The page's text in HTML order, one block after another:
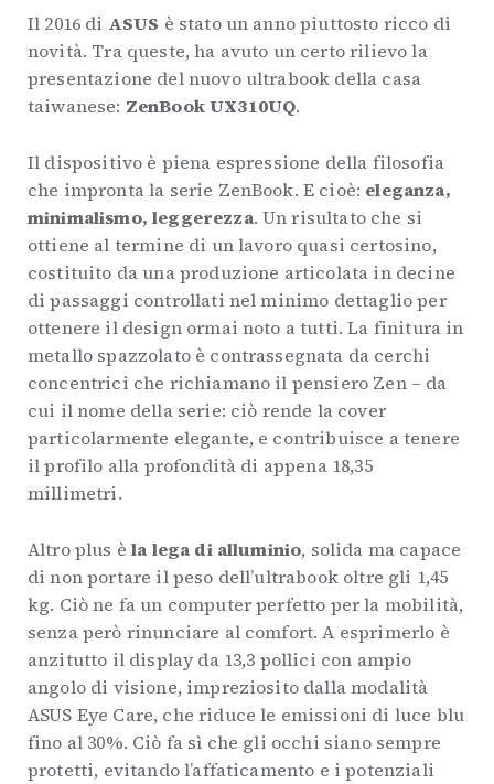
Il 2016 di ASUS è stato un anno piuttosto ricco di
novità. Tra queste, ha avuto un certo rilievo la
presentazione del nuovo ultrabook della casa
taiwanese: ZenBook UX310UQ.
Il dispositivo è piena espressione della filosofia
che impronta la serie ZenBook. E cioè: eleganza,
minimalismo, leggerezza. Un risultato che si
ottiene al termine di un lavoro quasi certosino,
costituito da una produzione articolata in decine
di passaggi controllati nel minimo dettaglio per
ottenere il design ormai noto a tutti. La finitura in
metallo spazzolato è contrassegnata da cerchi
concentrici che richiamano il pensiero Zen – da
cui il nome della serie: ciò rende la cover
particolarmente elegante, e contribuisce a tenere
il profilo alla profondità di appena 18,35
millimetri.
Altro plus èla lega di alluminio, solida ma capace
di non portare il peso dell’ultrabook oltre gli 1,45
kg. Ciò ne fa un computer perfetto per la mobilità,
senza però rinunciare al comfort. A esprimerlo è
anzitutto il display da 13,3 pollici con ampio
angolo di visione, impreziosito dalla modalità
ASUS Eye Care, che riduce le emissioni di luce blu
fino al 30%. Ciò fa sì che gli occhi siano sempre
protetti, evitando l’affaticamento e i potenziali